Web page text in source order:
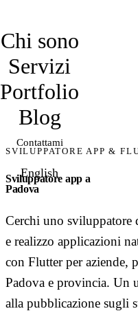
Chi sono
Servizi
Portfolio
Blog
Contattami
English
SVILUPPATORE APP &
Sviluppatore app a
Padova
Cerchi uno sviluppatore
e realizzo applicazioni
con Flutter per aziende,
Padova e provincia. Un
alla pubblicazione sugli